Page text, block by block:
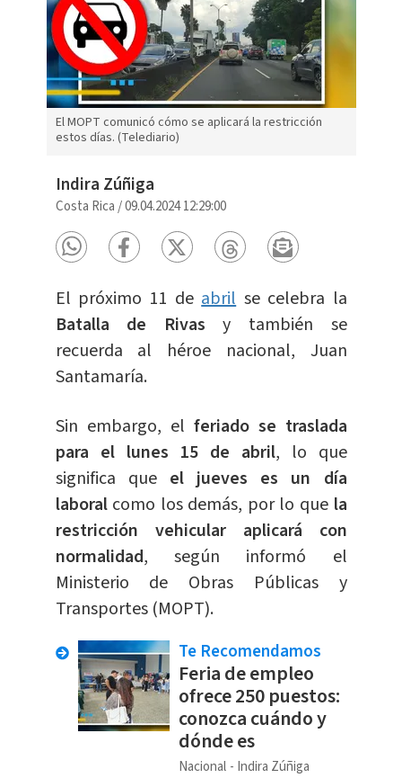
El MOPT comunicó cómo se aplicará la restricción
estos días. (Telediario)
Indira Zúñiga
Costa Rica /09.04.2024 12:29:00
El próximo 11 deabrilse celebra la
Batalla de Rivas y también se
recuerda al héroe nacional, Juan
Santamaría.
Sin embargo, el feriado se traslada
para el lunes 15 de abril, lo que
significa que el jueves es un día
laboralcomo los demás, por lo que la
restricción vehicular aplicará con
normalidad, según informó el
Ministerio de Obras Públicas y
Transportes (MOPT).
Te Recomendamos
Feria de empleo
ofrece 250 puestos:
conozca cuándo y
dónde es
Nacional Indira Zúñiga